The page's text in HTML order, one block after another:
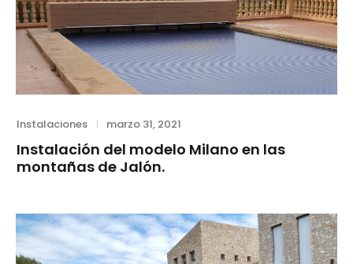
Category
Instalaciones
Posted
marzo 31, 2021
Instalación del modelo Milano en las
montañas de Jalón.